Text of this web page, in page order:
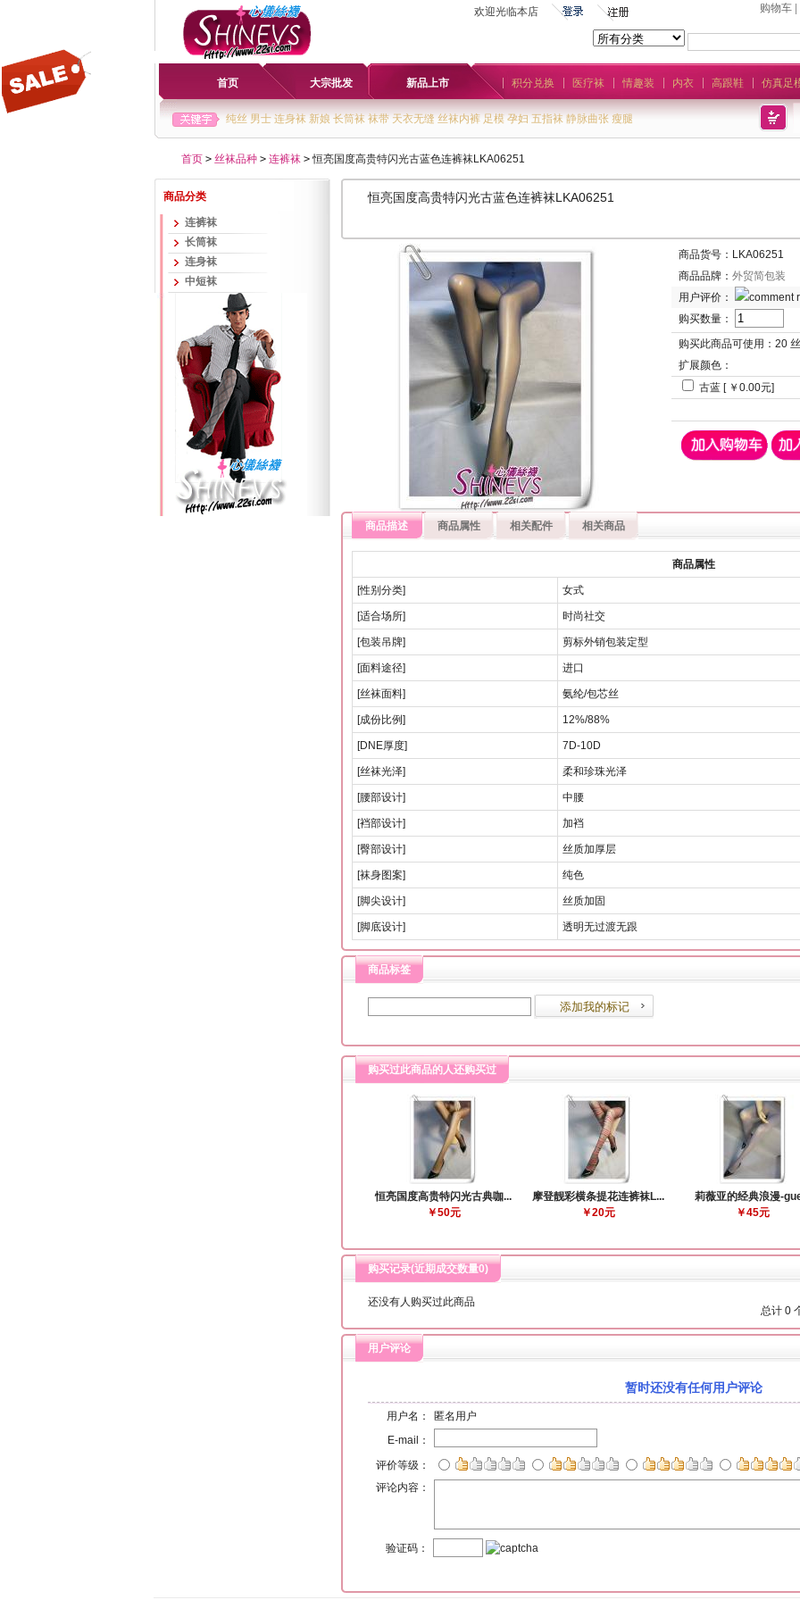
欢迎光临本店 购物车|
首页 大宗批发 新品上市 积分兑换 医疗袜 情趣装 内衣 高跟鞋 仿真足
纯丝 男士 连身袜 新娘 长筒袜 袜带 天衣无缝 丝袜内裤 足模 孕妇 五指袜 静脉曲张 瘦腿
首页 > 丝袜品种 > 连裤袜 >恒亮国度高贵特闪光古蓝色连裤袜LKA06251
商品分类
连裤袜
长筒袜
连身袜
中短袜
恒亮国度高贵特闪光古蓝色连裤袜LKA06251
商品货号：LKA06251
商品品牌： 外贸简包装
用户评价：
购买数量：
购买此商品可使用： 20
扩展颜色：
古蓝 [ ￥0.00元]
商品描述 商品属性 相关配件 相关商品
商品属性
[性别分类] 女式
[适合场所] 时尚社交
[包装吊牌] 剪标外销包装定型
[面料途径] 进口
[丝袜面料] 氨纶/包芯丝
[成份比例] 12%/88%
[DNE厚度] 7D-10D
[丝袜光泽] 柔和珍珠光泽
[腰部设计] 中腰
[裆部设计] 加裆
[臀部设计] 丝质加厚层
[袜身图案] 纯色
[脚尖设计] 丝质加固
[脚底设计] 透明无过渡无跟
商品标签
购买过此商品的人还购买过
恒亮国度高贵特闪光古典咖...
￥50元
摩登靓彩横条提花连裤袜L...
￥20元
莉薇亚的经典浪漫-
￥45元
购买记录(近期成交数量0)
还没有人购买过此商品
总计 0
用户评论
暂时还没有任何用户评论
用户名：
匿名用户
E-mail：
评价等级：
评论内容：
验证码：